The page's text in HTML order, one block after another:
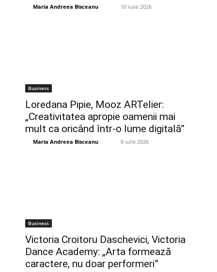
Maria Andreea Bisceanu - 10 iulie 2026
Business
Loredana Pipie, Mooz ARTelier:
„Creativitatea apropie oamenii mai
mult ca oricând într-o lume digitală”
Maria Andreea Bisceanu - 8 iulie 2026
Business
Victoria Croitoru Daschevici, Victoria
Dance Academy: „Arta formează
caractere, nu doar performeri”